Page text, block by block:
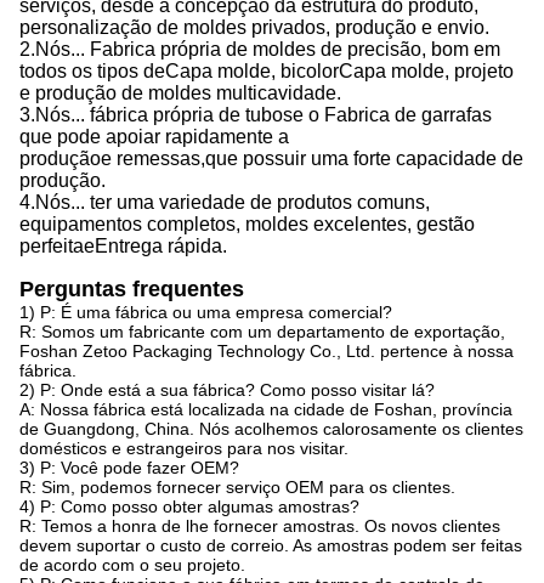
serviços, desde a concepção da estrutura do produto,
personalização de moldes privados, produção e envio.
2.Nós... Fabrica própria de moldes de precisão, bom em
todos os tipos deCapa molde, bicolorCapa molde, projeto
e produção de moldes multicavidade.
3.Nós... fábrica própria de tubose o Fabrica de garrafas
que pode apoiar rapidamente a
produçãoe remessas,que possuir uma forte capacidade de
produção.
4.Nós... ter uma variedade de produtos comuns,
equipamentos completos, moldes excelentes, gestão
perfeitaeEntrega rápida.
Perguntas frequentes
1) P: É uma fábrica ou uma empresa comercial?
R: Somos um fabricante com um departamento de exportação,
Foshan Zetoo Packaging Technology Co., Ltd. pertence à nossa
fábrica.
2) P: Onde está a sua fábrica? Como posso visitar lá?
A: Nossa fábrica está localizada na cidade de Foshan, província
de Guangdong, China. Nós acolhemos calorosamente os clientes
domésticos e estrangeiros para nos visitar.
3) P: Você pode fazer OEM?
R: Sim, podemos fornecer serviço OEM para os clientes.
4) P: Como posso obter algumas amostras?
R: Temos a honra de lhe fornecer amostras. Os novos clientes
devem suportar o custo de correio. As amostras podem ser feitas
de acordo com o seu projeto.